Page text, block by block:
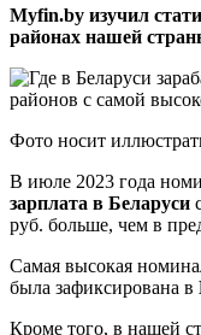
Myfin.by изучил
районах нашей
Фото носит
В июле 2023 года
зарплата в Беларуси
руб. больше, чем в
Самая высокая
была зафиксирована в
Кроме того, в нашей